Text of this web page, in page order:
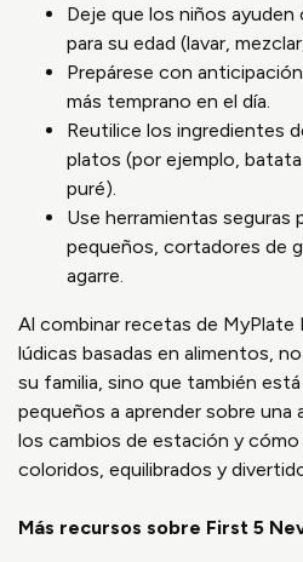
Deje que los niños ayuden
para su edad (lavar,
Prepárese con
más temprano en el día.
Reutilice los ingredientes
platos (por ejemplo,
puré).
Use herramientas seguras
pequeños, cortadores de
agarre.
Al combinar recetas de
lúdicas basadas en alimentos,
su familia, sino que también
pequeños a aprender sobre una
los cambios de estación y
coloridos, equilibrados y
Más recursos sobre First 5